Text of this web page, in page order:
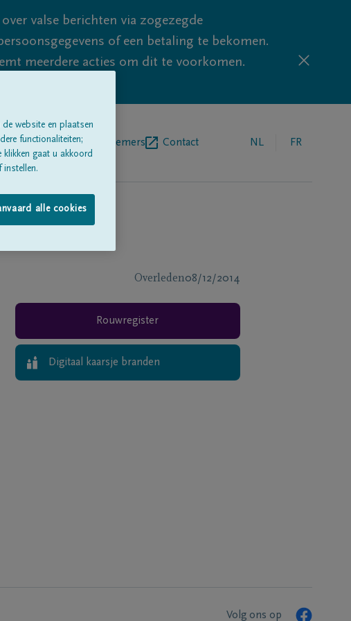
valse berichten via zogezegde
of een betaling te bekomen.
meerdere acties om dit te voorkomen.
onsBegrafenisondernemers Contact NL FR
Overleden08/12/2014
Rouwregister
Digitaal kaarsje branden
Volg ons op
website en plaatsen
functionaliteiten;
klikken gaat u akkoord
instellen.
alle cookies